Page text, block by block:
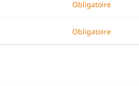
Obligatoire
Obligatoire